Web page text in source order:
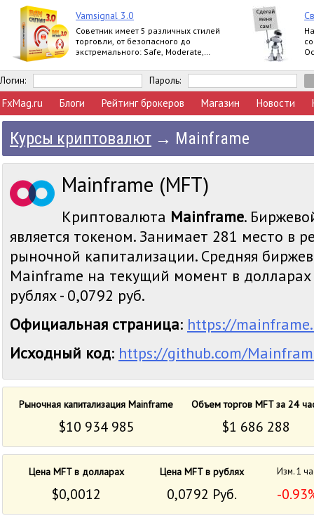
Vamsignal 3.0
Советник имеет 5 различных стилей
торговли, от безопасного до
экстремального: Safe, Moderate,
Логин: Пароль:
FxMag.ru Блоги Рейтинг брокеров Магазин Новости
Курсы криптовалют → Mainframe
Mainframe (MFT)
Криптовалюта Mainframe.
является токеном. Занимает 281 место в
рыночной капитализации. Средняя
Mainframe на текущий момент в долларах
рублях - 0,0792 руб.
Официальная страница: https://
Исходный код: https://github.com/
Рыночная капитализация Mainframe Объем торгов MFT за 24
$10 934 985 $1 686 288
Цена MFT в долларах Цена MFT в рублях Изм. 1
$0,0012 0,0792 Руб. -